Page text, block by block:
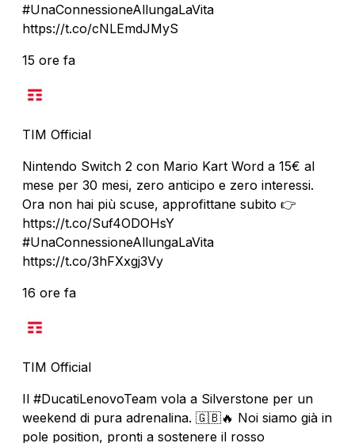
#UnaConnessioneAllungaLaVita
https://t.co/cNLEmdJMyS
15 ore fa
TIM Official
Nintendo Switch 2 con Mario Kart Word a 15€ al
mese per 30 mesi, zero anticipo e zero interessi.
Ora non hai più scuse, approfittane subito 👉
https://t.co/Suf4ODOHsY
#UnaConnessioneAllungaLaVita
https://t.co/3hFXxgj3Vy
16 ore fa
TIM Official
Il #DucatiLenovoTeam vola a Silverstone per un
weekend di pura adrenalina. 🇬🇧🔥 Noi siamo già in
pole position, pronti a sostenere il rosso